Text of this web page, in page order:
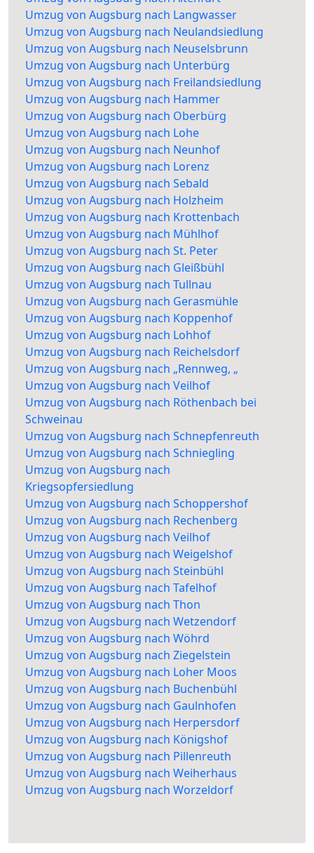
Umzug von Augsburg nach Langwasser
Umzug von Augsburg nach Neulandsiedlung
Umzug von Augsburg nach Neuselsbrunn
Umzug von Augsburg nach Unterbürg
Umzug von Augsburg nach Freilandsiedlung
Umzug von Augsburg nach Hammer
Umzug von Augsburg nach Oberbürg
Umzug von Augsburg nach Lohe
Umzug von Augsburg nach Neunhof
Umzug von Augsburg nach Lorenz
Umzug von Augsburg nach Sebald
Umzug von Augsburg nach Holzheim
Umzug von Augsburg nach Krottenbach
Umzug von Augsburg nach Mühlhof
Umzug von Augsburg nach St. Peter
Umzug von Augsburg nach Gleißbühl
Umzug von Augsburg nach Tullnau
Umzug von Augsburg nach Gerasmühle
Umzug von Augsburg nach Koppenhof
Umzug von Augsburg nach Lohhof
Umzug von Augsburg nach Reichelsdorf
Umzug von Augsburg nach „Rennweg, „
Umzug von Augsburg nach Veilhof
Umzug von Augsburg nach Röthenbach bei
Schweinau
Umzug von Augsburg nach Schnepfenreuth
Umzug von Augsburg nach Schniegling
Umzug von Augsburg nach
Kriegsopfersiedlung
Umzug von Augsburg nach Schoppershof
Umzug von Augsburg nach Rechenberg
Umzug von Augsburg nach Veilhof
Umzug von Augsburg nach Weigelshof
Umzug von Augsburg nach Steinbühl
Umzug von Augsburg nach Tafelhof
Umzug von Augsburg nach Thon
Umzug von Augsburg nach Wetzendorf
Umzug von Augsburg nach Wöhrd
Umzug von Augsburg nach Ziegelstein
Umzug von Augsburg nach Loher Moos
Umzug von Augsburg nach Buchenbühl
Umzug von Augsburg nach Gaulnhofen
Umzug von Augsburg nach Herpersdorf
Umzug von Augsburg nach Königshof
Umzug von Augsburg nach Pillenreuth
Umzug von Augsburg nach Weiherhaus
Umzug von Augsburg nach Worzeldorf